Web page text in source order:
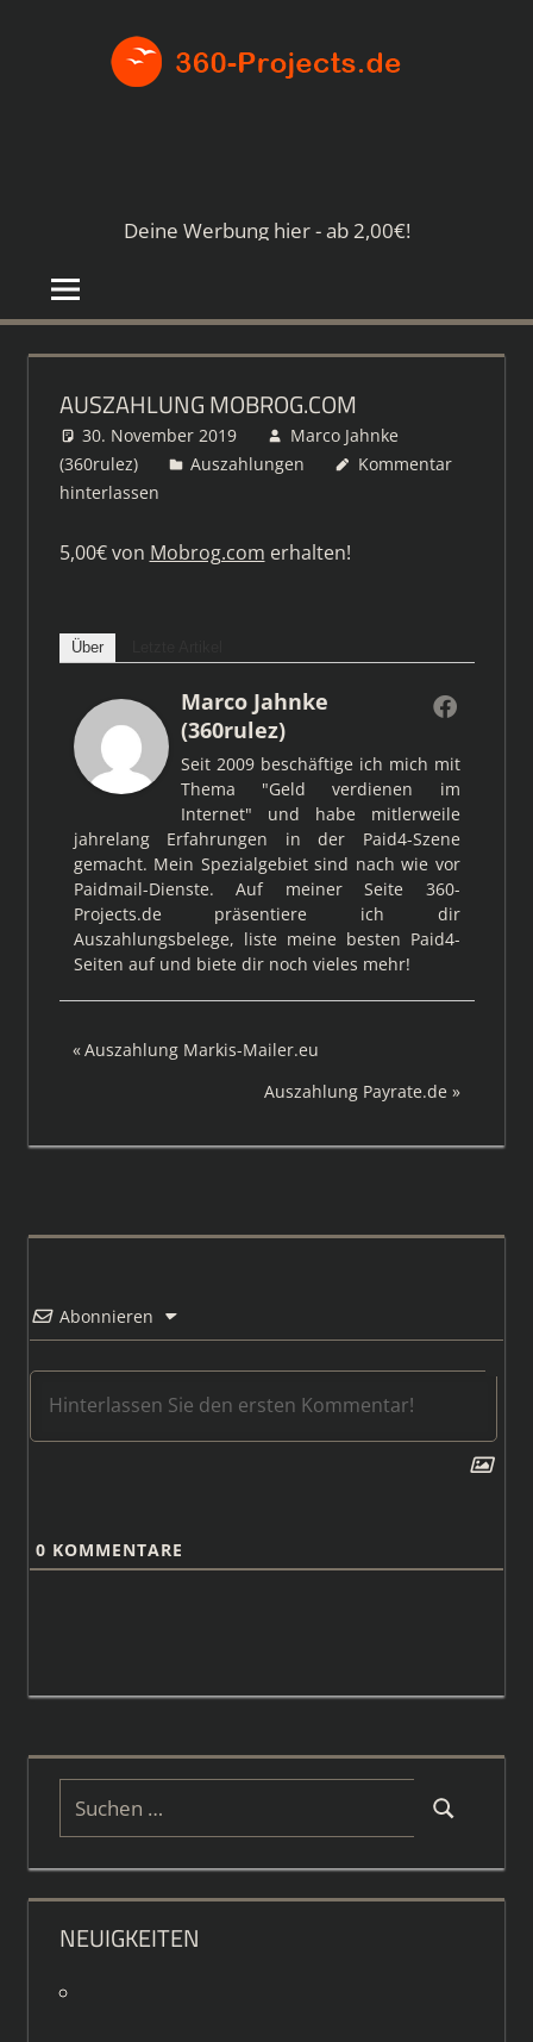
Deine Werbung hier - ab 2,00€!
AUSZAHLUNG MOBROG.COM
30. November 2019
Marco Jahnke
(360rulez)
Auszahlungen
Kommentar
hinterlassen
5,00€ von Mobrog.com erhalten!
Über
Marco Jahnke
(360rulez)
Seit 2009 beschäftige ich mich mit
Thema "Geld verdienen im
Internet" und habe mitlerweile
jahrelang Erfahrungen in der Paid4-Szene
gemacht. Mein Spezialgebiet sind nach wie vor
Paidmail-Dienste. Auf meiner Seite 360-
Projects.de präsentiere ich dir
Auszahlungsbelege, liste meine besten Paid4-
Seiten auf und biete dir noch vieles mehr!
Beitragsnavigation
Vorheriger
Auszahlung Markis-Mailer.eu
Nächster
Auszahlung Payrate.de
Abonnieren
0 KOMMENTARE
Suchen
nach:
Suchen
NEUIGKEITEN